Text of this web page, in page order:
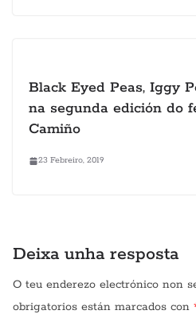
Black Eyed Peas, Iggy
na segunda edición do
Camiño
23 Febreiro, 2019
Deixa unha resposta
O teu enderezo electrónico non
obrigatorios están marcados con